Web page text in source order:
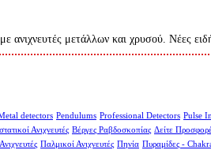
μετάλλων και χρυσού. Νέες
detectors Pendulums Professional Detectors Pulse
Ανιχνευτές Βέργες Ραβδοσκοπίας Δείτε
Παλμικοί Ανιχνευτές Πηνία Πυραμίδες -